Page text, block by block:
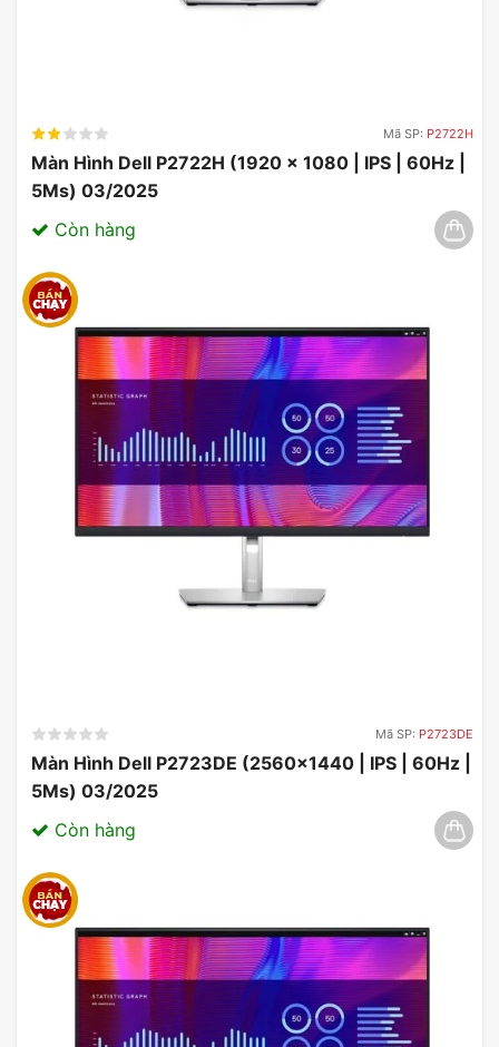
Mã SP: P2722H
Màn Hình Dell P2722H (1920 x 1080 | IPS | 60Hz |
5Ms) 03/2025
Còn hàng
Mã SP: P2723DE
Màn Hình Dell P2723DE (2560×1440 | IPS | 60Hz |
5Ms) 03/2025
Còn hàng